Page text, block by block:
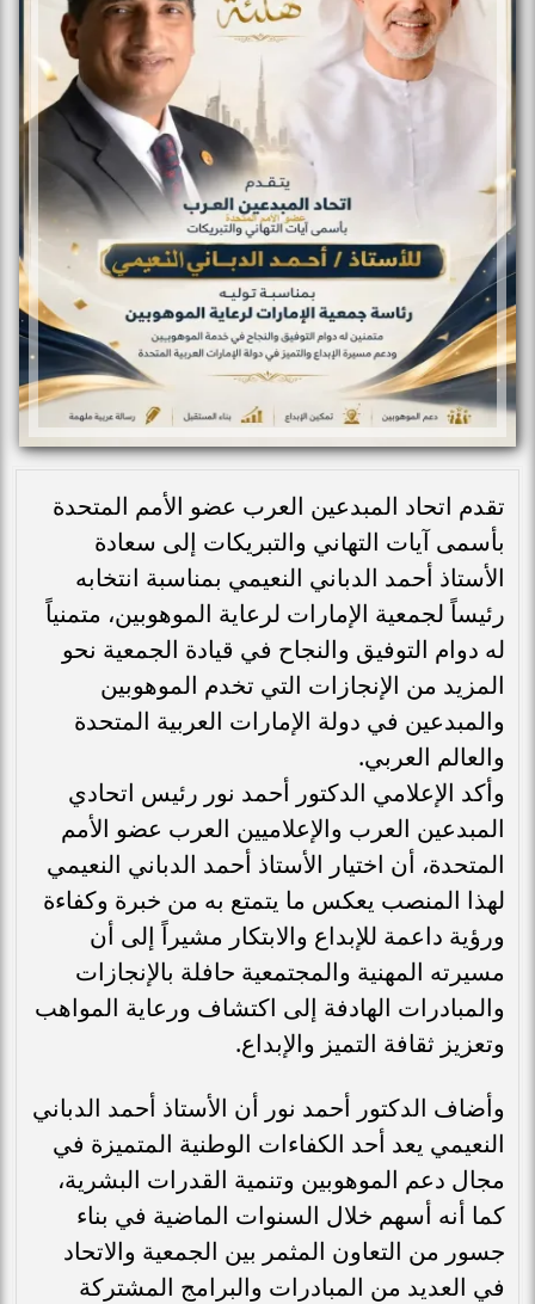
تقدم اتحاد المبدعين العرب عضو الأمم المتحدة
بأسمى آيات التهاني والتبريكات إلى سعادة
الأستاذ أحمد الدباني النعيمي بمناسبة انتخابه
رئيساً لجمعية الإمارات لرعاية الموهوبين، متمنياً
له دوام التوفيق والنجاح في قيادة الجمعية نحو
المزيد من الإنجازات التي تخدم الموهوبين
والمبدعين في دولة الإمارات العربية المتحدة
والعالم العربي.
وأكد الإعلامي الدكتور أحمد نور رئيس اتحادي
المبدعين العرب والإعلاميين العرب عضو الأمم
المتحدة، أن اختيار الأستاذ أحمد الدباني النعيمي
لهذا المنصب يعكس ما يتمتع به من خبرة وكفاءة
ورؤية داعمة للإبداع والابتكار مشيراً إلى أن
مسيرته المهنية والمجتمعية حافلة بالإنجازات
والمبادرات الهادفة إلى اكتشاف ورعاية المواهب
وتعزيز ثقافة التميز والإبداع.
وأضاف الدكتور أحمد نور أن الأستاذ أحمد الدباني
النعيمي يعد أحد الكفاءات الوطنية المتميزة في
مجال دعم الموهوبين وتنمية القدرات البشرية،
كما أنه أسهم خلال السنوات الماضية في بناء
جسور من التعاون المثمر بين الجمعية والاتحاد
في العديد من المبادرات والبرامج المشتركة